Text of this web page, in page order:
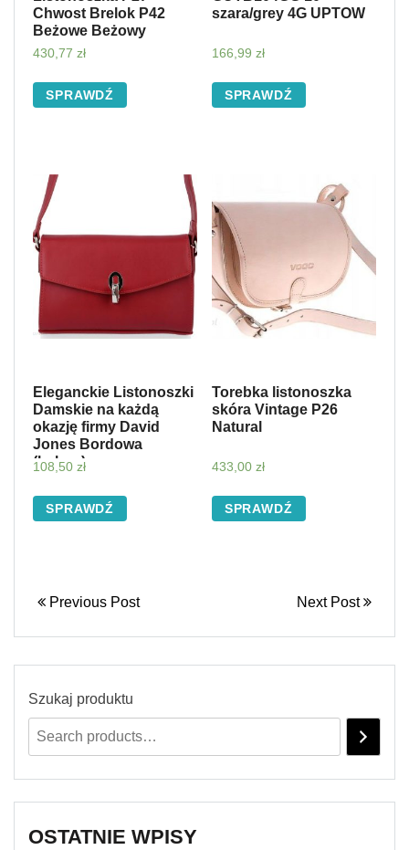
Chwost Brelok P42
Beżowe Beżowy
430,77 zł
SPRAWDŹ
szara/grey 4G UPTOW
166,99 zł
SPRAWDŹ
Eleganckie Listonoszki
Damskie na każdą
okazję firmy David
Jones Bordowa
(kolory)
108,50 zł
SPRAWDŹ
Torebka listonoszka
skóra Vintage P26
Natural
433,00 zł
SPRAWDŹ
Previous Post Next Post
Szukaj produktu
OSTATNIE WPISY